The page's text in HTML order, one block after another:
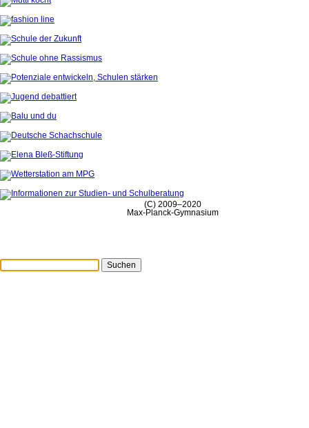
(C) 2009–2020
Max-Planck-Gymnasium
Suchen